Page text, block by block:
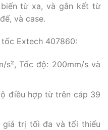
từ xa, và gắn kết từ
và case.
Extech 407860:
s², Tốc độ: 200mm/s và
điều hợp từ trên cáp 39
giá trị tối đa và tối thiểu